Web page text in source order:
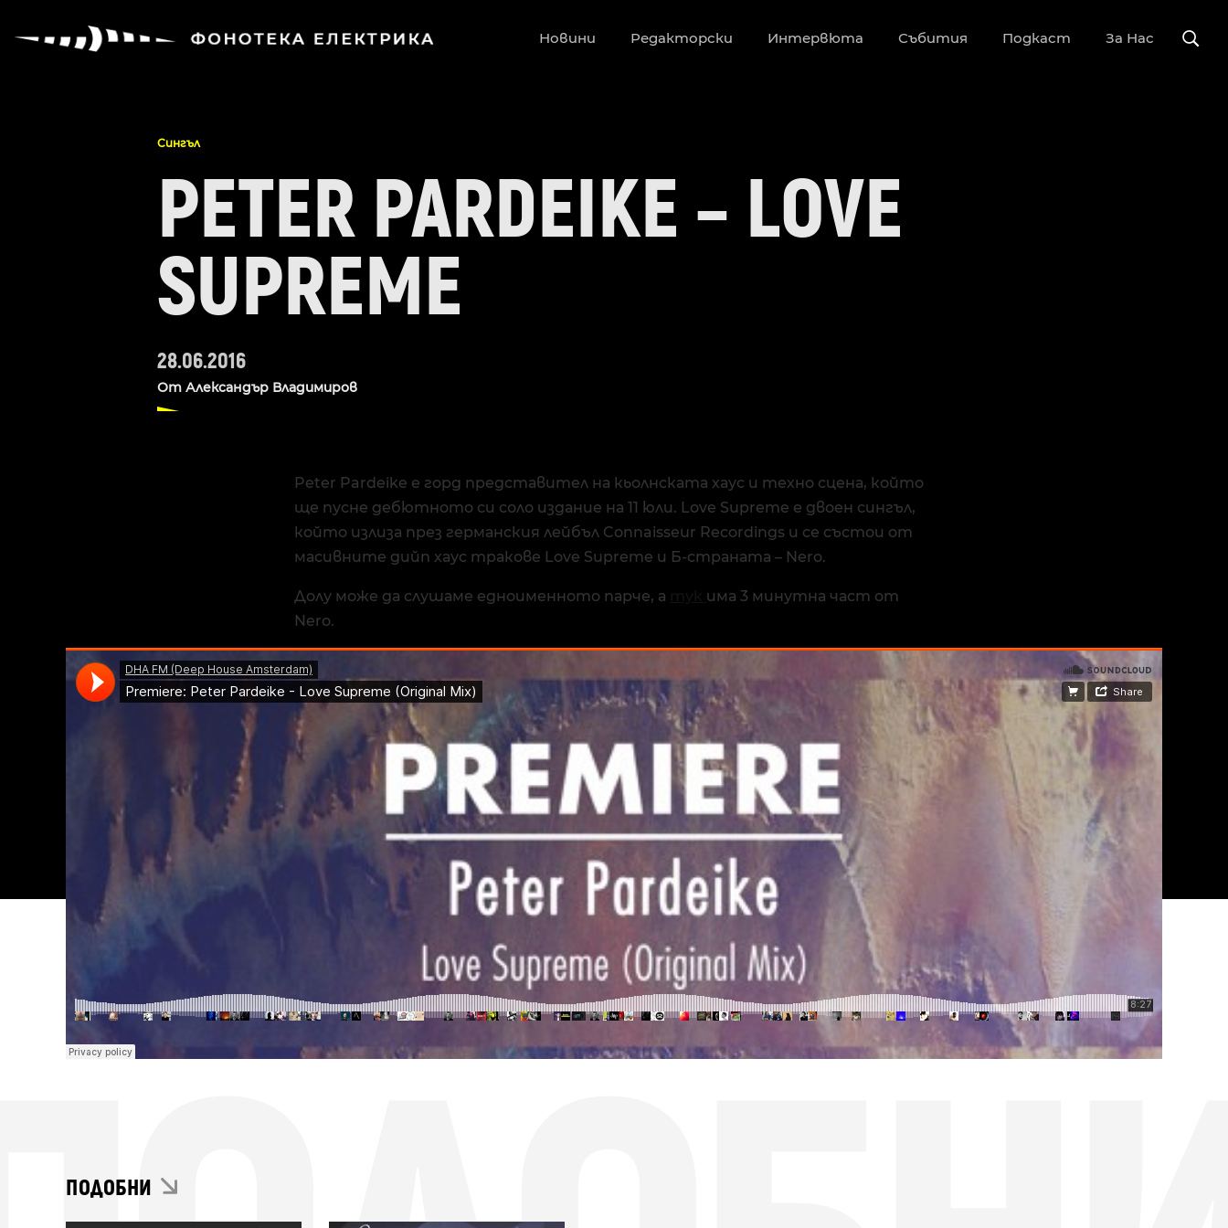
Новини Редакторски Интервюта Събития Подкаст За Нас
Сингъл
PETER PARDEIKE – LOVE
SUPREME
28.06.2016
От Александър Владимиров
Peter Pardeike е горд представител на кьолнската хаус и техно сцена, който
ще пусне дебютното си соло издание на 11 юли. Love Supreme е двоен сингъл,
който излиза през германския лейбъл Connaisseur Recordings и се състои от
масивните дийп хаус тракове Love Supreme и Б-страната – Nero.
Долу може да слушаме едноименното парче, а
има 3 минутна част от
Nero.
ПОДОБНИ